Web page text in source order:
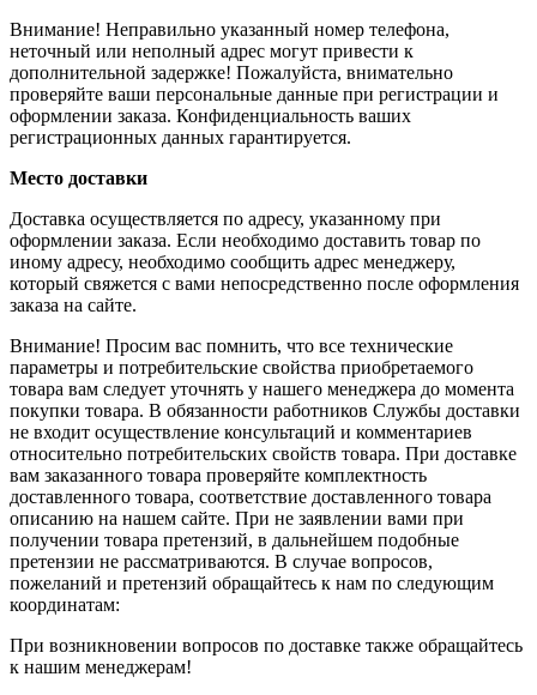
Внимание! Неправильно указанный номер телефона,
неточный или неполный адрес могут привести к
дополнительной задержке! Пожалуйста, внимательно
проверяйте ваши персональные данные при регистрации и
оформлении заказа. Конфиденциальность ваших
регистрационных данных гарантируется.
Место доставки
Доставка осуществляется по адресу, указанному при
оформлении заказа. Если необходимо доставить товар по
иному адресу, необходимо сообщить адрес менеджеру,
который свяжется с вами непосредственно после оформления
заказа на сайте.
Внимание! Просим вас помнить, что все технические
параметры и потребительские свойства приобретаемого
товара вам следует уточнять у нашего менеджера до момента
покупки товара. В обязанности работников Службы доставки
не входит осуществление консультаций и комментариев
относительно потребительских свойств товара. При доставке
вам заказанного товара проверяйте комплектность
доставленного товара, соответствие доставленного товара
описанию на нашем сайте. При не заявлении вами при
получении товара претензий, в дальнейшем подобные
претензии не рассматриваются. В случае вопросов,
пожеланий и претензий обращайтесь к нам по следующим
координатам:
При возникновении вопросов по доставке также обращайтесь
к нашим менеджерам!